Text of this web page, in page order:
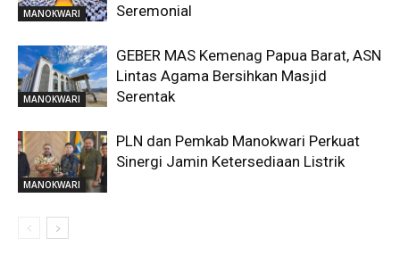
MANOKWARI
Seremonial
MANOKWARI
GEBER MAS Kemenag Papua Barat, ASN
Lintas Agama Bersihkan Masjid
Serentak
MANOKWARI
PLN dan Pemkab Manokwari Perkuat
Sinergi Jamin Ketersediaan Listrik